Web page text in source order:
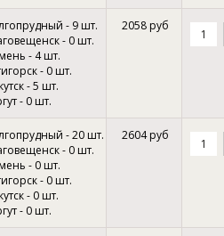
- 9 шт.
- 0 шт.
- 4 шт.
- 0 шт.
- 5 шт.
- 0 шт.
2058 руб
- 20 шт.
- 0 шт.
- 0 шт.
- 0 шт.
- 0 шт.
- 0 шт.
2604 руб